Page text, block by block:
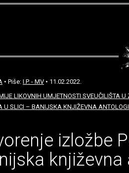
• Piše: I.P. - MV • 11.02.2022.
LIKOVNIH UMJETNOSTI SVEUČILIŠTA U
U SLICI – BANIJSKA KNJIŽEVNA
izložbe